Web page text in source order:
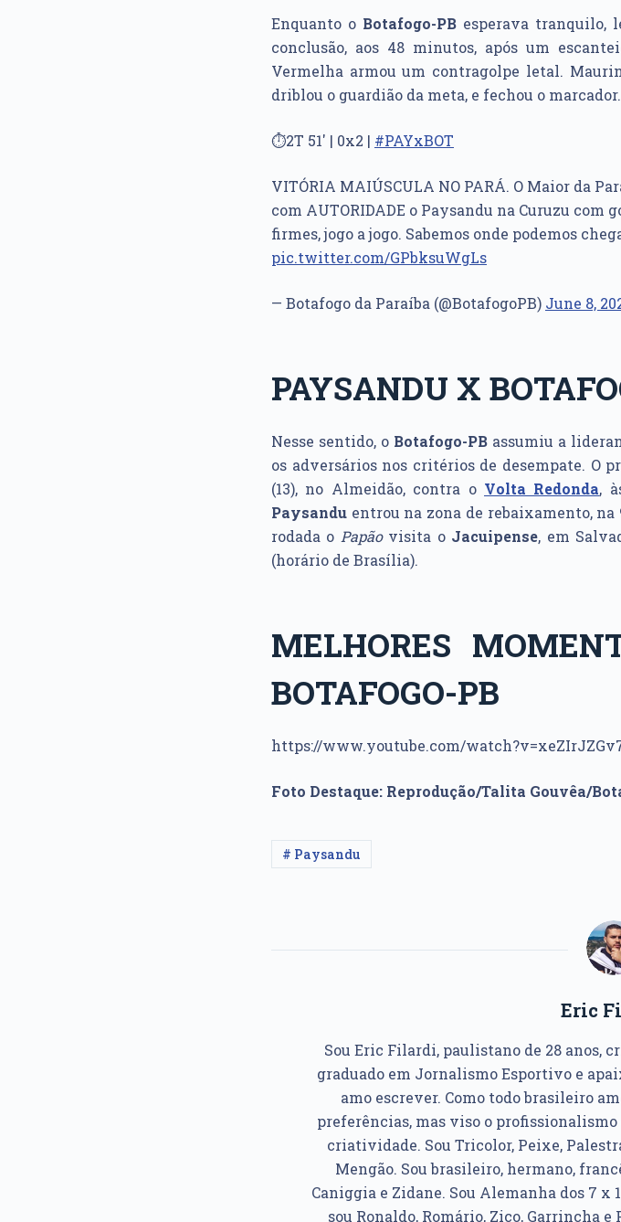
Enquanto o Botafogo-PBesperava tranquilo,
conclusão, aos 48 minutos, após um
Vermelha armou um contragolpe letal.
driblou o guardião da meta, e fechou o marcador.
⏱️2T 51' | 0x2 | #PAYxBOT
VITÓRIA MAIÚSCULA NO PARÁ. O Maior da
com AUTORIDADE o Paysandu na Curuzu
firmes, jogo a jogo. Sabemos onde podemos
pic.twitter.com/GPbksuWgLs
— Botafogo da Paraíba (@BotafogoPB) June 8,
PAYSANDU X
Nesse sentido, o Botafogo-PB assumiu a
os adversários nos critérios de desempate. O
(13), no Almeidão, contra o Volta Redonda,
Paysandu entrou na zona de rebaixamento,
rodada o Papãovisita oJacuipense, em
(horário de Brasília).
MELHORES
BOTAFOGO-PB
https://www.youtube.com/
Foto Destaque: Reprodução/Talita Gouvêa/
# Paysandu
Eric
Sou Eric Filardi, paulistano de 28 anos,
graduado em Jornalismo Esportivo e
amo escrever. Como todo brasileiro
preferências, mas viso o
criatividade. Sou Tricolor, Peixe,
Mengão. Sou brasileiro, hermano,
Caniggia e Zidane. Sou Alemanha dos 7 x
sou Ronaldo, Romário, Zico, Garrincha